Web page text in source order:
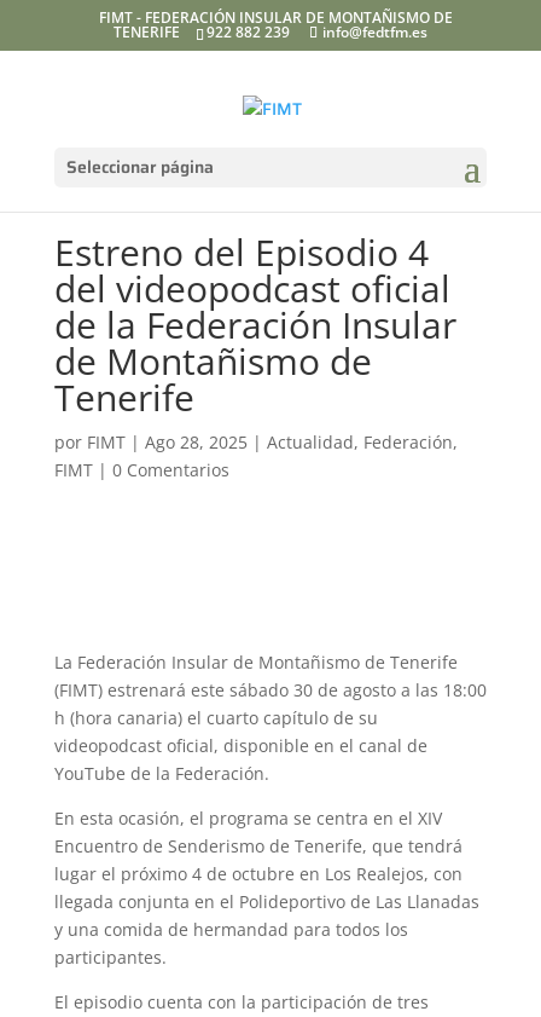
FIMT - FEDERACIÓN INSULAR DE MONTAÑISMO DE
TENERIFE 922 882 239 info@fedtfm.es
Seleccionar página
Estreno del Episodio 4
del videopodcast oficial
de la Federación Insular
de Montañismo de
Tenerife
por FIMT| Ago 28, 2025| Actualidad, Federación,
FIMT| 0 Comentarios
La Federación Insular de Montañismo de Tenerife
(FIMT) estrenará este sábado 30 de agosto a las 18:00
h (hora canaria) el cuarto capítulo de su
videopodcast oficial, disponible en el canal de
YouTube de la Federación.
En esta ocasión, el programa se centra en el XIV
Encuentro de Senderismo de Tenerife, que tendrá
lugar el próximo 4 de octubre en Los Realejos, con
llegada conjunta en el Polideportivo de Las Llanadas
y una comida de hermandad para todos los
participantes.
El episodio cuenta con la participación de tres